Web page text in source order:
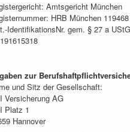
Amtsgericht München
HRB München 119468
IdentifikationsNr. gem. § 27 a
zur
und Sitz der Gesellschaft:
Versicherung AG
Platz 1
Hannover